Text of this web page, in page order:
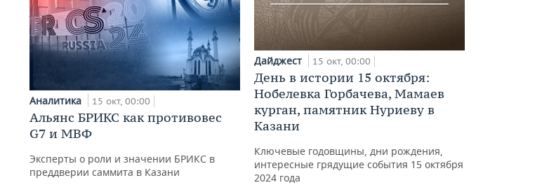
Аналитика 15 окт, 00:00
Альянс БРИКС как противовес
G7 и МВФ
Эксперты о роли и значении БРИКС в
преддверии саммита в Казани
Дайджест 15 окт, 00:00
День в истории 15 октября:
Нобелевка Горбачева, Мамаев
курган, памятник Нуриеву в
Казани
Ключевые годовщины, дни рождения,
интересные грядущие события 15 октября
2024 года